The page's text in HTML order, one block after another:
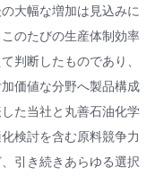
大幅な増加は見込みに
のたびの生産体制効率
判断したものであり、
価値な分野へ製品構成
た当社と丸善石油化学
検討を含む原料競争力
引き続きあらゆる選択